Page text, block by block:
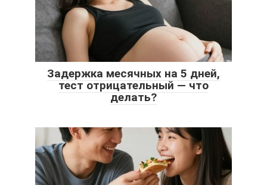
Задержка месячных на 5 дней,
тест отрицательный — что
делать?